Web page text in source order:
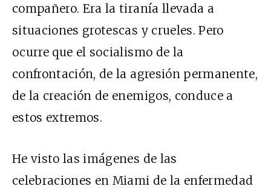
compañero. Era la tiranía llevada a
situaciones grotescas y crueles. Pero
ocurre que el socialismo de la
confrontación, de la agresión permanente,
de la creación de enemigos, conduce a
estos extremos.
He visto las imágenes de las
celebraciones en Miami de la enfermedad